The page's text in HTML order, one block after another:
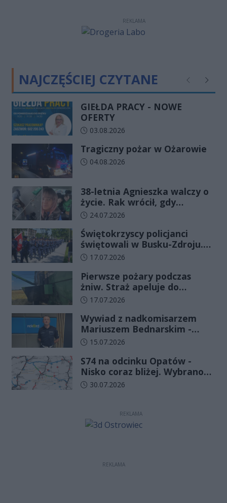
REKLAMA
NAJCZĘŚCIEJ CZYTANE Poprzednie
GIEŁDA PRACY - NOWE
OFERTY
Data dodania artykułu:
03.08.2026
Tragiczny pożar w Ożarowie
Data dodania artykułu:
04.08.2026
38-letnia Agnieszka walczy o
życie. Rak wrócił, gdy
wydawało się, że najgorsze
Data dodania artykułu:
24.07.2026
Świętokrzyscy policjanci
świętowali w Busku-Zdroju.
Czterdziestu nowych
ślubowanie
Data dodania artykułu:
17.07.2026
Pierwsze pożary podczas
żniw. Straż apeluje do
rolników o ostrożność
Data dodania artykułu:
17.07.2026
Wywiad z nadkomisarzem
Mariuszem Bednarskim -
Wydział Ruchu Drogowego
w Kielcach
Data dodania artykułu:
15.07.2026
S74 na odcinku Opatów -
Nisko coraz bliżej. Wybrano
wykonawcę kolejnego
Data dodania artykułu:
30.07.2026
REKLAMA
REKLAMA